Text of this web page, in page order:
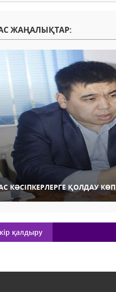
ЖАҢАЛЫҚТАР:
КӘСІПКЕРЛЕРГЕ ҚОЛДАУ КӨП
қалдыру